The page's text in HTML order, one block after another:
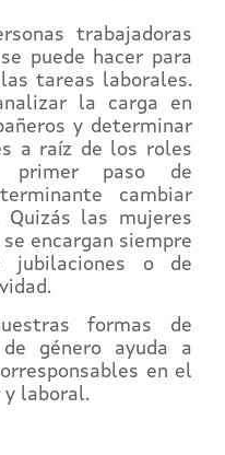
trabajadoras
puede hacer para
tareas laborales.
la carga en
y determinar
a raíz de los roles
primer paso de
cambiar
las mujeres
encargan siempre
o de
formas de
género ayuda a
en el
laboral.